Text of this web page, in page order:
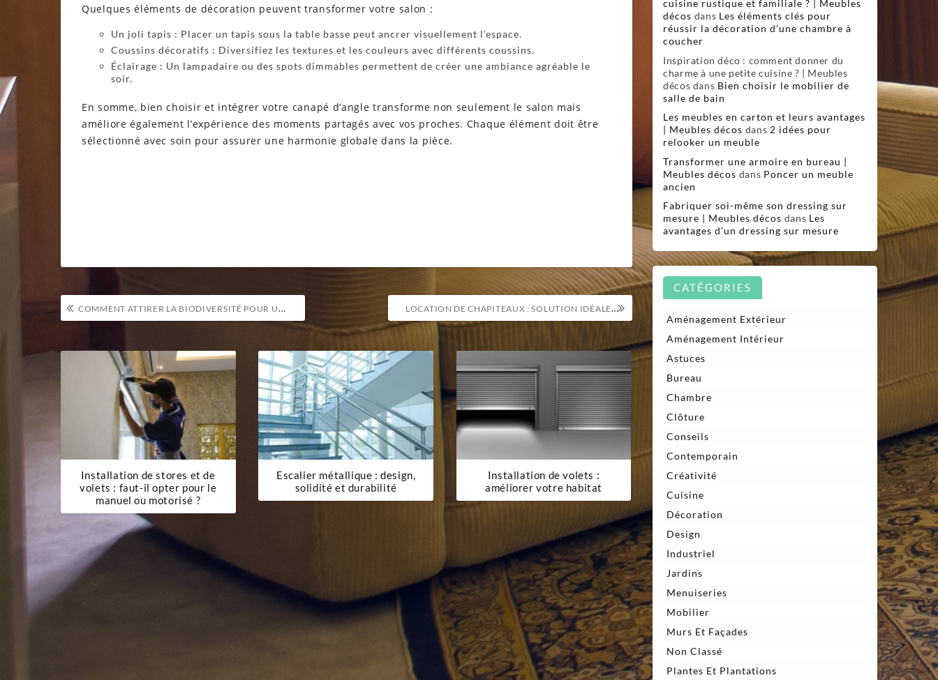
Quelques éléments de décoration peuvent transformer votre salon :
Un joli tapis : Placer un tapis sous la table basse peut ancrer visuellement l’espace.
Coussins décoratifs : Diversifiez les textures et les couleurs avec différents coussins.
Éclairage : Un lampadaire ou des spots dimmables permettent de créer une ambiance agréable le
soir.
En somme, bien choisir et intégrer votre canapé d’angle transforme non seulement le salon mais
améliore également l’expérience des moments partagés avec vos proches. Chaque élément doit être
sélectionné avec soin pour assurer une harmonie globale dans la pièce.
Navigation
de
l’article
COMMENT ATTIRER LA BIODIVERSITÉ POUR UN JARDIN DURABLE ET PLEIN DE VIE LOCATION DE CHAPITEAUX : SOLUTION IDÉALE POUR VOS ÉVÉNEMENTS
Installation de stores et de
volets : faut-il opter pour le
manuel ou motorisé ?
Escalier métallique : design,
solidité et durabilité
Installation de volets :
améliorer votre habitat
cuisine rustique et familiale ? | Meubles
décos dans Les éléments clés pour
réussir la décoration d’une chambre à
coucher
Inspiration déco : comment donner du
charme à une petite cuisine ? | Meubles
décos dans Bien choisir le mobilier de
salle de bain
Les meubles en carton et leurs avantages
| Meubles décos dans 2 idées pour
relooker un meuble
Transformer une armoire en bureau |
Meubles décos dans Poncer un meuble
ancien
Fabriquer soi-même son dressing sur
mesure | Meubles décos dans Les
avantages d’un dressing sur mesure
CATÉGORIES
Aménagement Extérieur
Aménagement Intérieur
Astuces
Bureau
Chambre
Clôture
Conseils
Contemporain
Créativité
Cuisine
Décoration
Design
Industriel
Jardins
Menuiseries
Mobilier
Murs Et Façades
Non Classé
Plantes Et Plantations